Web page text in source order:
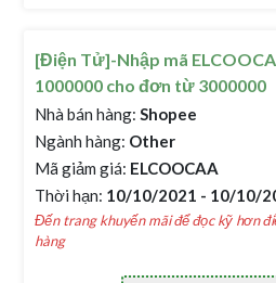
[Điện Tử]-Nhập mã
1000000 cho đơn từ 3000000
Nhà bán hàng: Shopee
Ngành hàng: Other
Mã giảm giá: ELCOOCAA
Thời hạn: 10/10/2021 - 10/10/
Đến trang khuyến mãi để đọc kỹ hơn
hàng